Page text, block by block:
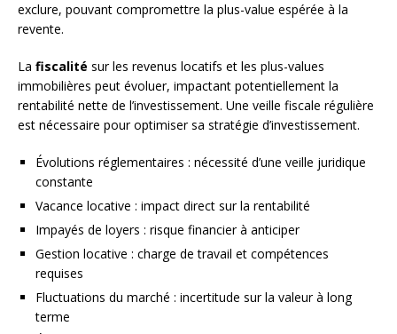
exclure, pouvant compromettre la plus-value espérée à la
revente.
La fiscalité sur les revenus locatifs et les plus-values
immobilières peut évoluer, impactant potentiellement la
rentabilité nette de l’investissement. Une veille fiscale régulière
est nécessaire pour optimiser sa stratégie d’investissement.
Évolutions réglementaires : nécessité d’une veille juridique
constante
Vacance locative : impact direct sur la rentabilité
Impayés de loyers : risque financier à anticiper
Gestion locative : charge de travail et compétences
requises
Fluctuations du marché : incertitude sur la valeur à long
terme